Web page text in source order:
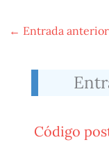
← Entrada anterior
Código